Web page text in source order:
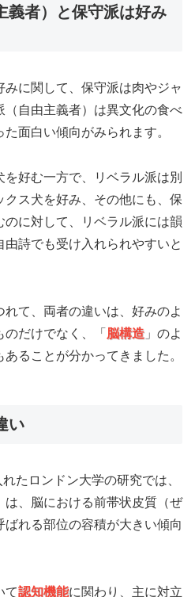
義者）と保守派は好み
に関して、保守派は肉やジャ
（自由主義者）は異文化の食べ
面白い傾向がみられます。
好む一方で、リベラル派は別
ス犬を好み、その他にも、保
に対して、リベラル派には韻
詩でも受け入れられやすいと
て、両者の違いは、好みのよ
だけでなく、「 脳構造 」のよ
ることが分かってきました。
い
たロンドン大学の研究では、
は、脳における前帯状皮質（ぜ
ばれる部位の容積が大きい傾向
て認知機能に関わり、主に対立